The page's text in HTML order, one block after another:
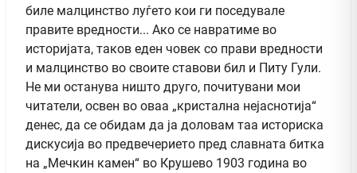
биле малцинство луѓето кои ги поседувале
правите вредности... Ако се навратиме во
историјата, таков еден човек со прави вредности
и малцинство во своите ставови бил и Питу Гули.
Не ми останува ништо друго, почитувани мои
читатели, освен во оваа „кристална нејаснотија“
денес, да се обидам да ја доловам таа историска
дискусија во предвечерието пред славната битка
на „Мечкин камен“ во Крушево 1903 година во